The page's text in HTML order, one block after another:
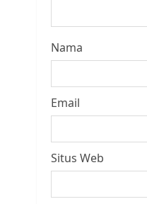
Nama
Email
Situs Web